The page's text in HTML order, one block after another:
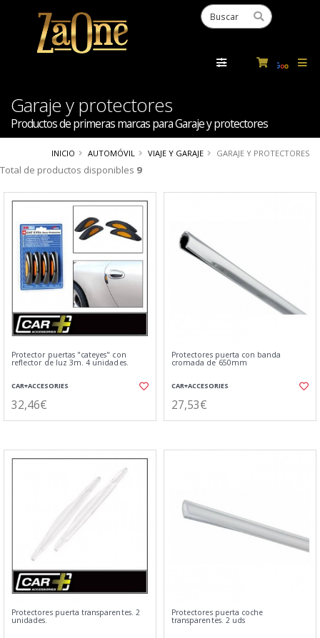
Garaje y protectores
Productos de primeras marcas para Garaje y protectores
INICIO AUTOMÓVIL VIAJE Y GARAJE GARAJE Y PROTECTORES
Total de productos disponibles 9
Protector puertas "cateyes" con
reflector de luz 3m. 4 unidades.
CAR+ACCESORIES
32,46€
Protectores puerta con banda
cromada de 650mm
CAR+ACCESORIES
27,53€
Protectores puerta transparentes. 2
unidades.
Protectores puerta coche
transparentes. 2 uds